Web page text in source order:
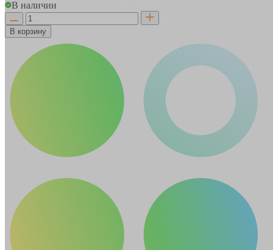
В наличии
В корзину